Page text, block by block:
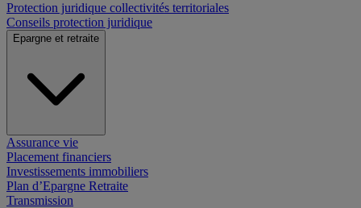
Protection juridique collectivités territoriales
Conseils protection juridique
Epargne et retraite
Assurance vie
Placement financiers
Investissements immobiliers
Plan d’Epargne Retraite
Transmission